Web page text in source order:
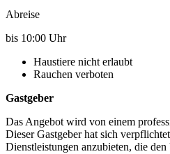
Abreise
bis 10:00 Uhr
Haustiere nicht erlaubt
Rauchen verboten
Gastgeber
Das Angebot wird von einem
Dieser Gastgeber hat sich
Dienstleistungen anzubieten, die